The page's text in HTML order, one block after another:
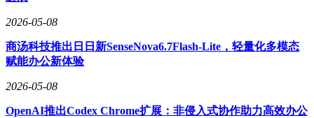
段。
值得关注的是，在2026亦庄半程马拉松赛事中，荣耀机器人已
率先完成实景试炼，在复杂户外场景中展现出稳定的环境感
布局机器人赛道绝非单纯技术炫技，而是基于人本需求的前瞻
2026-05-08
商汤科技推出日日新SenseNova6.7Flash-Lite，轻量化多模态
赋能办公新体验
2026-05-08
OpenAI推出Codex Chrome扩展：非侵入式协作助力高效办公